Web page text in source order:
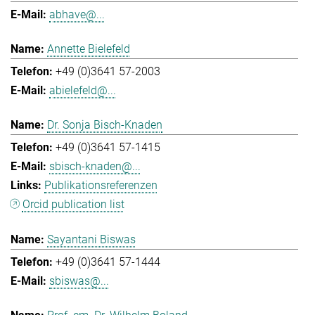
abhave@...
Annette Bielefeld
+49 (0)3641 57-2003
abielefeld@...
Dr. Sonja Bisch-Knaden
+49 (0)3641 57-1415
sbisch-knaden@...
Publikationsreferenzen
Orcid publication list
Sayantani Biswas
+49 (0)3641 57-1444
sbiswas@...